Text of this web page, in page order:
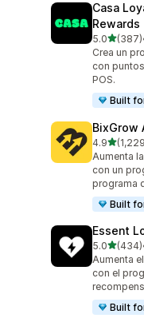
Casa
Rewards
5.0de 5(387)
387
Crea un
con
POS.
Built
BixGrow
4.9de 5
1229
Aumenta
con un
programa
Built
Essent
5.0de 5(434)
434
Aumenta
con el
Built